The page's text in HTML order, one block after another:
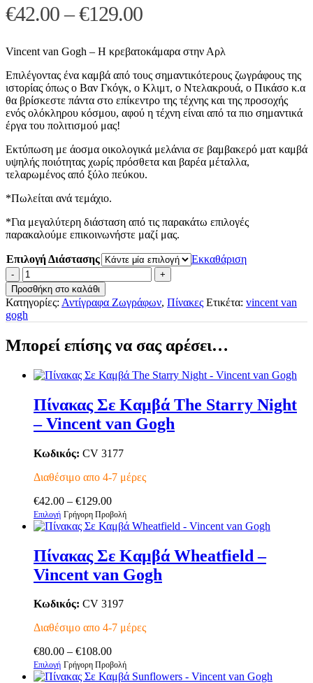
€42.00 – €129.00Price
€42.00
through
€129.00
Vincent van Gogh – Η κρεβατοκάμαρα στην Αρλ
Επιλέγοντας ένα καμβά από τους σημαντικότερους ζωγράφους της
ιστορίας όπως ο Βαν Γκόγκ, ο Κλιμτ, ο Ντελακρουά, ο Πικάσο κ.α
θα βρίσκεστε πάντα στο επίκεντρο της τέχνης και της προσοχής
ενός ολόκληρου κόσμου, αφού η τέχνη είναι από τα πιο σημαντικά
έργα του πολιτισμού μας!
Εκτύπωση με άοσμα οικολογικά μελάνια σε βαμβακερό ματ καμβά
υψηλής ποιότητας χωρίς πρόσθετα και βαρέα μέταλλα,
τελαρωμένος από ξύλο πεύκου.
*Πωλείται ανά τεμάχιο.
*Για μεγαλύτερη διάσταση από τις παρακάτω επιλογές
παρακαλούμε επικοινωνήστε μαζί μας.
Επιλογή Διάστασης
Εκκαθάριση
Πίνακας
Σε
Καμβά
Bedroom
in
-
van
ποσότητα
Προσθήκη στο καλάθι
Κατηγορίες: Αντίγραφα Ζωγράφων, Πίνακες Ετικέτα: vincent van
gogh
Μπορεί επίσης να σας αρέσει…
Πίνακας Σε Καμβά The Starry Night
– Vincent van Gogh
Κωδικός: CV 3177
Διαθέσιμο απο 4-7 μέρες
€42.00 – €129.00Price
range:
€42.00
€129.00
Επιλογή Αυτό
το
πολλαπλές
παραλλαγές.
επιλογές
μπορούν
να
στη
σελίδα
του
Γρήγορη Προβολή
Πίνακας Σε Καμβά Wheatfield –
Vincent van Gogh
Κωδικός: CV 3197
Διαθέσιμο απο 4-7 μέρες
€80.00 – €108.00Price
range:
€80.00
Επιλογή Αυτό
το
Γρήγορη Προβολή